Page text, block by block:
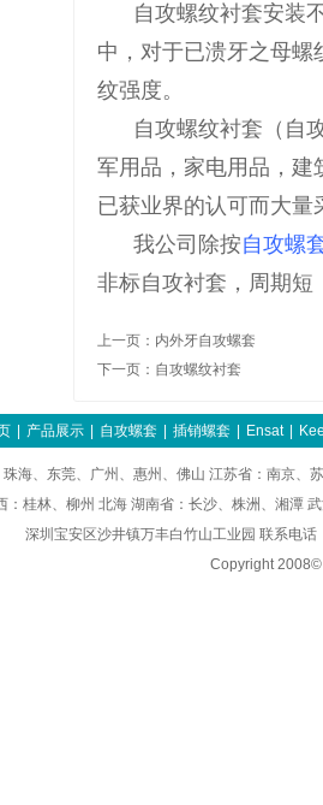
自攻螺纹衬套安装不
中，对于已溃牙之母
纹强度。
自攻螺纹衬套（自攻
军用品，家电用品，建
已获业界的认可而大量
我公司除按自攻螺
非标自攻衬套，周期短
上一页： 内外牙自攻螺套
下一页： 自攻螺纹衬套
产品展示 自攻螺套 插销螺套 Ensat
海、东莞、广州、惠州、佛山 江苏省：南京
：桂林、柳州 北海 湖南省：长沙、株洲、湘潭
深圳宝安区沙井镇万丰白竹山工业园 联系
Copyright